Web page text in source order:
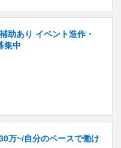
助あり イベント造作・
集中
万~/自分のペースで働け